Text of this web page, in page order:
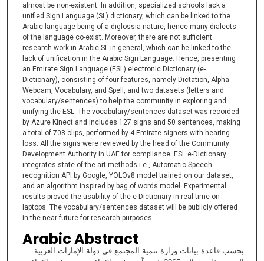
almost be non-existent. In addition, specialized schools lack a
unified Sign Language (SL) dictionary, which can be linked to the
Arabic language being of a diglossia nature, hence many dialects
of the language co-exist. Moreover, there are not sufficient
research work in Arabic SL in general, which can be linked to the
lack of unification in the Arabic Sign Language. Hence, presenting
an Emirate Sign Language (ESL) electronic Dictionary (e-
Dictionary), consisting of four features, namely Dictation, Alpha
Webcam, Vocabulary, and Spell, and two datasets (letters and
vocabulary/sentences) to help the community in exploring and
unifying the ESL. The vocabulary/sentences dataset was recorded
by Azure Kinect and includes 127 signs and 50 sentences, making
a total of 708 clips, performed by 4 Emirate signers with hearing
loss. All the signs were reviewed by the head of the Community
Development Authority in UAE for compliance. ESL e-Dictionary
integrates state-of-the-art methods i.e., Automatic Speech
recognition API by Google, YOLOv8 model trained on our dataset,
and an algorithm inspired by bag of words model. Experimental
results proved the usability of the e-Dictionary in real-time on
laptops. The vocabulary/sentences dataset will be publicly offered
in the near future for research purposes.
Arabic Abstract
بحسب قاعدة بيانات وزارة تنمية المجتمع في دولة الإمارات العربية